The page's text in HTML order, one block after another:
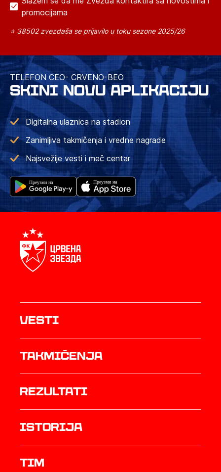
promocijama
⭐ 38502 zvezdaša se prijavilo u toku sezone 2025/26
TELEFON CEO- CRVENO-BEO
SKINI NOVU APLIKACIJU
Digitalna ulaznica na stadion
Zanimljiva takmičenja i vredne nagrade
Najsvežije vesti i meč centar
Vesti
Takmičenja
rezultati
istorija
TIM